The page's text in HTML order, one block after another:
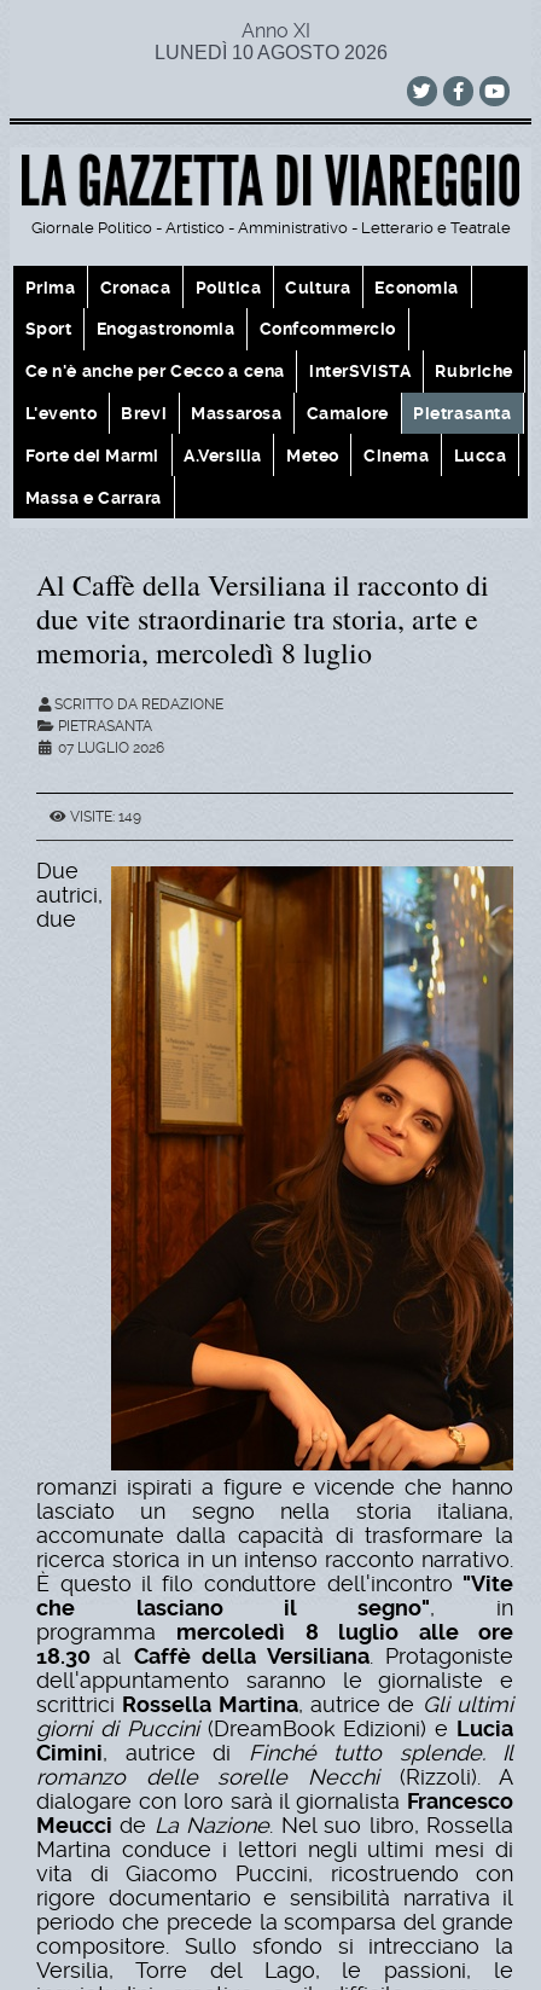
Anno XI
LUNEDÌ 10 AGOSTO 2026
Giornale Politico - Artistico - Amministrativo - Letterario e Teatrale
Prima Cronaca Politica Cultura Economia
Sport Enogastronomia Confcommercio
Ce n'è anche per Cecco a cena interSVISTA Rubriche
L'evento Brevi Massarosa Camaiore Pietrasanta
Forte dei Marmi A.Versilia Meteo Cinema Lucca
Massa e Carrara
Al Caffè della Versiliana il racconto di
due vite straordinarie tra storia, arte e
memoria, mercoledì 8 luglio
SCRITTO DA REDAZIONE
PIETRASANTA
07 LUGLIO 2026
VISITE: 149
Due
autrici,
due
romanzi ispirati a figure e vicende che hanno
lasciato un segno nella storia italiana,
accomunate dalla capacità di trasformare la
ricerca storica in un intenso racconto narrativo.
È questo il filo conduttore dell'incontro "Vite
che lasciano il segno", in
programma mercoledì 8 luglio alle ore
18.30 al Caffè della Versiliana. Protagoniste
dell'appuntamento saranno le giornaliste e
scrittrici Rossella Martina, autrice de Gli ultimi
giorni di Puccini (DreamBook Edizioni) e Lucia
Cimini, autrice di
Finché tutto splende. Il
romanzo delle sorelle Necchi (Rizzoli). A
dialogare con loro sarà il giornalista Francesco
Meucci de La Nazione. Nel suo libro, Rossella
Martina conduce i lettori negli ultimi mesi di
vita di Giacomo Puccini, ricostruendo con
rigore documentario e sensibilità narrativa il
periodo che precede la scomparsa del grande
compositore. Sullo sfondo si intrecciano la
Versilia, Torre del Lago, le passioni, le